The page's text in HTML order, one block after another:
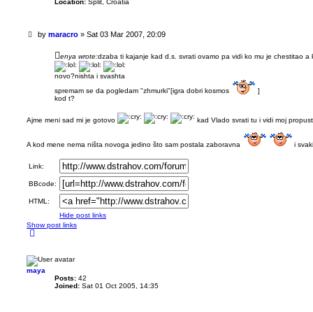
Location: Split, Croatia
U
t
by maracro» Sat 03 Mar 2007, 20:09
enya wrote:dzaba ti kajanje kad d.s. svrati ovamo pa vidi ko mu je chestitao a
novo?nishta i svashta
spremam se da pogledam "zhmurki"[igra dobri kosmos
]
kod t?
Ajme meni sad mi je gotovo kad Vlado svrati tu i vidi moj
A kod mene nema ništa novoga jedino što sam postala zaboravna i
Link:
BBcode:
HTML:
Hide post links
Show post links
maya
Posts: 42
Joined: Sat 01 Oct 2005, 14:35